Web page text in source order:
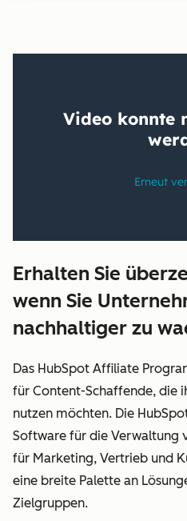
Erhalten Sie
wenn Sie
nachhaltiger zu
Das HubSpot Affiliate
für Content-Schaffende, die
nutzen möchten. Die
Software für die Verwaltung
für Marketing, Vertrieb und
eine breite Palette an
Zielgruppen.